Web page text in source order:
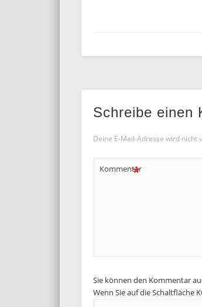
Schreibe einen
Deine E-Mail-Adresse wird nicht
Kommentar
*
Sie können den Kommentar
Wenn Sie auf die Schaltfläche